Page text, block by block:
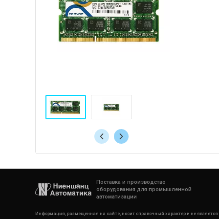
Поставка и производство
оборудования для промышленной
автоматизации
Информация, размещенная на сайте, носит справочный характер и не является